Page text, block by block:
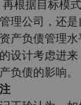
根据目标模
理公司，还
产负债管理
设计考虑进
负债的影响。